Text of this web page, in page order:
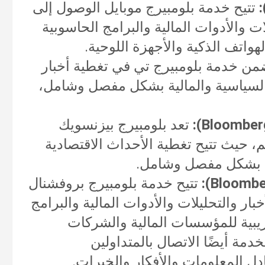
تتيح خدمة بلومبيرج موبايل الوصول إلى
والأدوات المالية والبرامج الحاسوبية
الذكية والأجهزة اللوحية.
خدمة بلومبيرج تي في تغطية أخبار
والمالية بشكل مفصل وشامل،
تعد بلومبيرج بيزنسويك
حيث تتيح تغطية الأحداث الاقتصادية
بشكل مفصل وشامل.
تتيح خدمة بلومبيرج بروفشنال
والتحليلات والأدوات المالية والبرامج
للمؤسسات المالية والشركات
أيضًا الاتصال بالمتداولين
المعلومات والأفكار والخبرات.